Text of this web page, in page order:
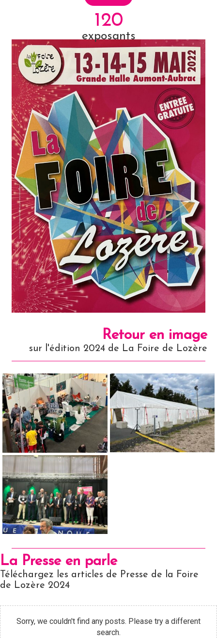
120
exposants
Retour en image
sur l'édition 2024 de La Foire de Lozère
La Presse en parle
Téléchargez les articles de Presse de la Foire
de Lozère 2024
Sorry, we couldn't find any posts. Please try a different
search.